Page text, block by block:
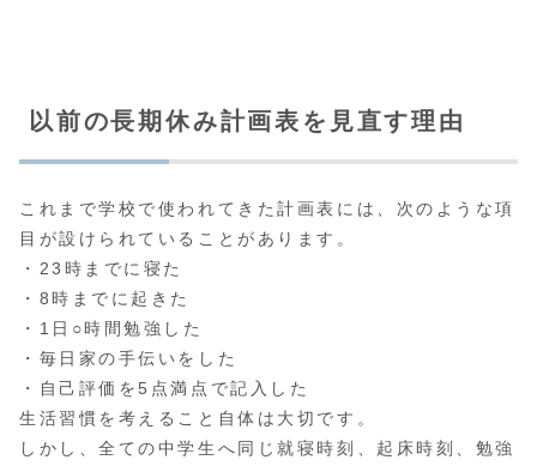
以前の長期休み計画表を見直す理由
これまで学校で使われてきた計画表には、次のような項
目が設けられていることがあります。
・23時までに寝た
・8時までに起きた
・1日○時間勉強した
・毎日家の手伝いをした
・自己評価を5点満点で記入した
生活習慣を考えること自体は大切です。
しかし、全ての中学生へ同じ就寝時刻、起床時刻、勉強